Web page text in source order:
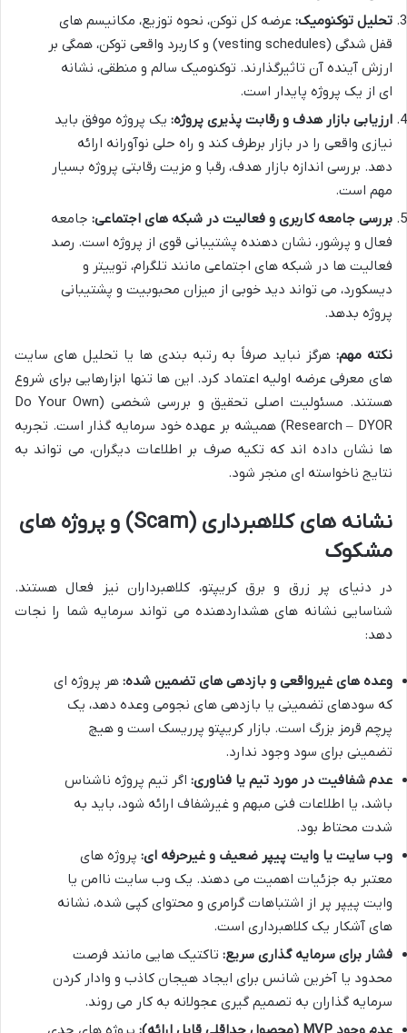
تحلیل توکنومیک: عرضه کل توکن، نحوه توزیع، مکانیسم های
قفل شدگی (vesting schedules) و کاربرد واقعی توکن، همگی بر
ارزش آینده آن تاثیرگذارند. توکنومیک سالم و منطقی، نشانه
ای از یک پروژه پایدار است.
ارزیابی بازار هدف و رقابت پذیری پروژه: یک پروژه موفق باید
نیازی واقعی را در بازار برطرف کند و راه حلی نوآورانه ارائه
دهد. بررسی اندازه بازار هدف، رقبا و مزیت رقابتی پروژه بسیار
مهم است.
بررسی جامعه کاربری و فعالیت در شبکه های اجتماعی: جامعه
فعال و پرشور، نشان دهنده پشتیبانی قوی از پروژه است. رصد
فعالیت ها در شبکه های اجتماعی مانند تلگرام، توییتر و
دیسکورد، می تواند دید خوبی از میزان محبوبیت و پشتیبانی
پروژه بدهد.
نکته مهم:هرگز نباید صرفاً به رتبه بندی ها یا تحلیل های سایت
های معرفی عرضه اولیه اعتماد کرد. این ها تنها ابزارهایی برای شروع
هستند. مسئولیت اصلی تحقیق و بررسی شخصی (Do Your Own
Research – DYOR) همیشه بر عهده خود سرمایه گذار است. تجربه
ها نشان داده اند که تکیه صرف بر اطلاعات دیگران، می تواند به
نتایج ناخواسته ای منجر شود.
نشانه های کلاهبرداری (Scam) و پروژه های
مشکوک
در دنیای پر زرق و برق کریپتو، کلاهبرداران نیز فعال هستند.
شناسایی نشانه های هشداردهنده می تواند سرمایه شما را نجات
دهد:
وعده های غیرواقعی و بازدهی های تضمین شده: هر پروژه ای
که سودهای تضمینی یا بازدهی های نجومی وعده دهد، یک
پرچم قرمز بزرگ است. بازار کریپتو پرریسک است و هیچ
تضمینی برای سود وجود ندارد.
عدم شفافیت در مورد تیم یا فناوری: اگر تیم پروژه ناشناس
باشد، یا اطلاعات فنی مبهم و غیرشفاف ارائه شود، باید به
شدت محتاط بود.
وب سایت یا وایت پیپر ضعیف و غیرحرفه ای: پروژه های
معتبر به جزئیات اهمیت می دهند. یک وب سایت ناامن یا
وایت پیپر پر از اشتباهات گرامری و محتوای کپی شده، نشانه
های آشکار یک کلاهبرداری است.
فشار برای سرمایه گذاری سریع: تاکتیک هایی مانند فرصت
محدود یا آخرین شانس برای ایجاد هیجان کاذب و وادار کردن
سرمایه گذاران به تصمیم گیری عجولانه به کار می روند.